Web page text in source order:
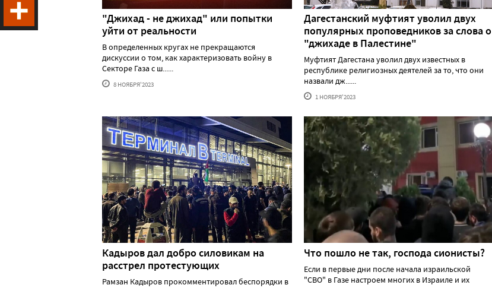
"Джихад - не джихад" или попытки
уйти от реальности
В определенных кругах не прекращаются
дискуссии о том, как характеризовать войну в
Секторе Газа с ш......
8 НОЯБРЯ'2023
Дагестанский муфтият уволил двух
популярных проповедников за слова о
"джихаде в Палестине"
Муфтият Дагестана уволил двух известных в
республике религиозных деятелей за то, что они
назвали дж......
1 НОЯБРЯ'2023
Кадыров дал добро силовикам на
расстрел протестующих
Рамзан Кадыров прокомментировал беспорядки в
Что пошло не так, господа сионисты?
Если в первые дни после начала израильской
"СВО" в Газе настроем многих в Израиле и их
Odnoklassniki